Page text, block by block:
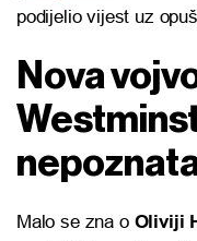
podijelio vijest uz
Nova
Malo se zna o Oliviji